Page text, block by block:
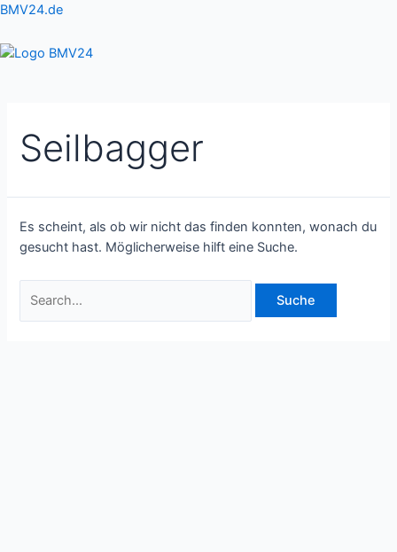
Zum
springen
BMV24.de
Seilbagger
Es scheint, als ob wir nicht das finden konnten, wonach du
gesucht hast. Möglicherweise hilft eine Suche.
Suchen